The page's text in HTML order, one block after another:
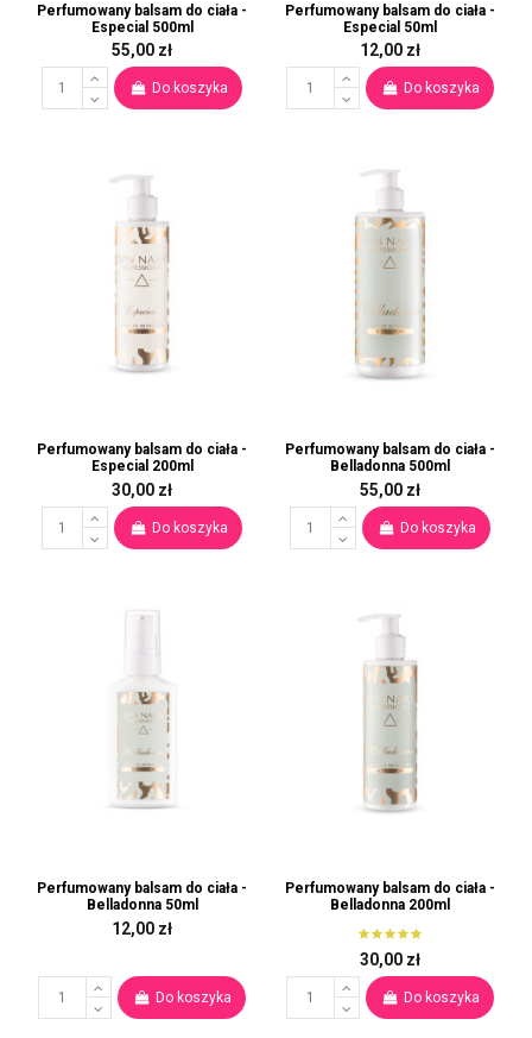
Perfumowany balsam do ciała -
Especial 500ml
55,00 zł
Do koszyka
Perfumowany balsam do ciała -
Especial 50ml
12,00 zł
Do koszyka
Perfumowany balsam do ciała -
Especial 200ml
30,00 zł
Do koszyka
Perfumowany balsam do ciała -
Belladonna 500ml
55,00 zł
Do koszyka
Perfumowany balsam do ciała -
Belladonna 50ml
12,00 zł
Do koszyka
Perfumowany balsam do ciała -
Belladonna 200ml
30,00 zł
Do koszyka